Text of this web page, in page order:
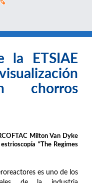
la ETSIAE
Milton Van Dyke
“The Regimes
es uno de los